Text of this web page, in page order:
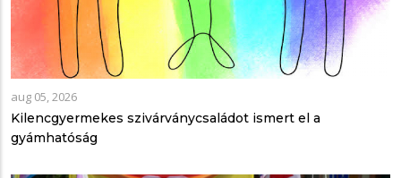
aug 05, 2026
Kilencgyermekes szivárványcsaládot ismert el a
gyámhatóság